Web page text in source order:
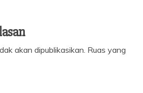
akan dipublikasikan. Ruas yang